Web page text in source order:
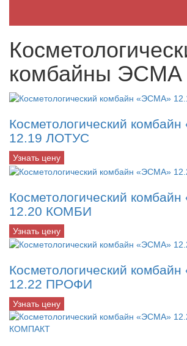
комбайны ЭСМА
Косметологический
12.19 ЛОТУС
Узнать цену
Косметологический
12.20 КОМБИ
Узнать цену
Косметологический
12.22 ПРОФИ
Узнать цену